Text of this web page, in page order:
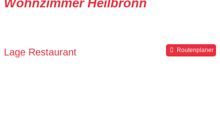
Wohnzimmer Heilbronn
Lage Restaurant Routenplaner